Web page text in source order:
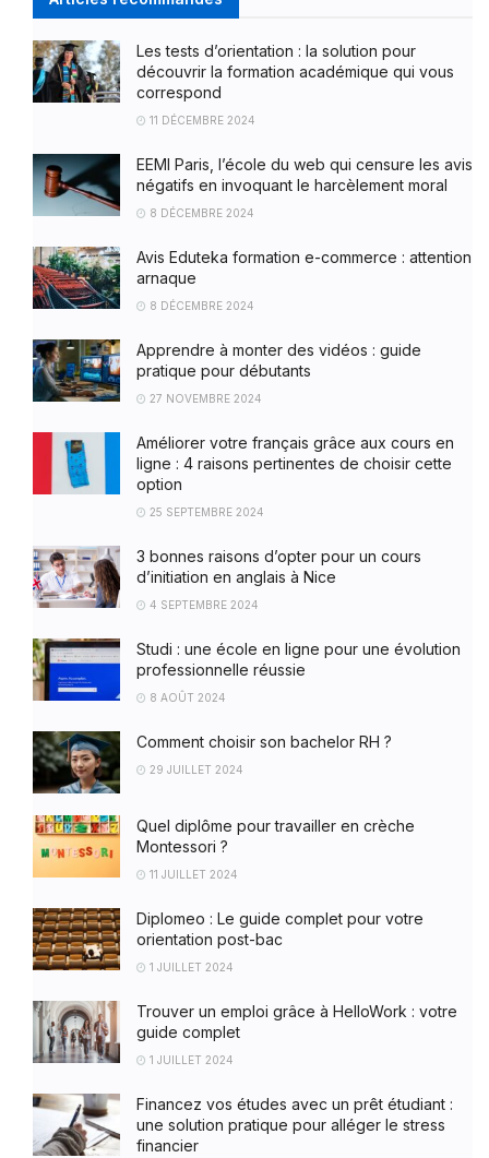
Les tests d’orientation : la solution pour
découvrir la formation académique qui vous
correspond
11 DÉCEMBRE 2024
EEMI Paris, l’école du web qui censure les avis
négatifs en invoquant le harcèlement moral
8 DÉCEMBRE 2024
Avis Eduteka formation e-commerce : attention
arnaque
8 DÉCEMBRE 2024
Apprendre à monter des vidéos : guide
pratique pour débutants
27 NOVEMBRE 2024
Améliorer votre français grâce aux cours en
ligne : 4 raisons pertinentes de choisir cette
option
25 SEPTEMBRE 2024
3 bonnes raisons d’opter pour un cours
d’initiation en anglais à Nice
4 SEPTEMBRE 2024
Studi : une école en ligne pour une évolution
professionnelle réussie
8 AOÛT 2024
Comment choisir son bachelor RH ?
29 JUILLET 2024
Quel diplôme pour travailler en crèche
Montessori ?
11 JUILLET 2024
Diplomeo : Le guide complet pour votre
orientation post-bac
1 JUILLET 2024
Trouver un emploi grâce à HelloWork : votre
guide complet
1 JUILLET 2024
Financez vos études avec un prêt étudiant :
une solution pratique pour alléger le stress
financier